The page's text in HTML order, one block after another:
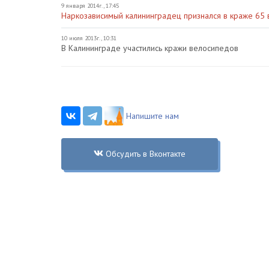
9 января 2014г., 17:45
Наркозависимый калининградец признался в краже 65
10 июля 2013г., 10:31
В Калининграде участились кражи велосипедов
Напишите нам
Обсудить в Вконтакте